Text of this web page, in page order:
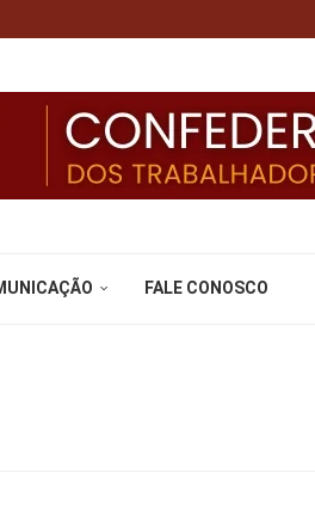
FALE CONOSCO